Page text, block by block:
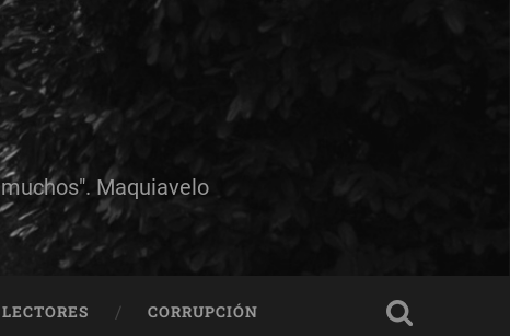
Maquiavelo
CORRUPCIÓN